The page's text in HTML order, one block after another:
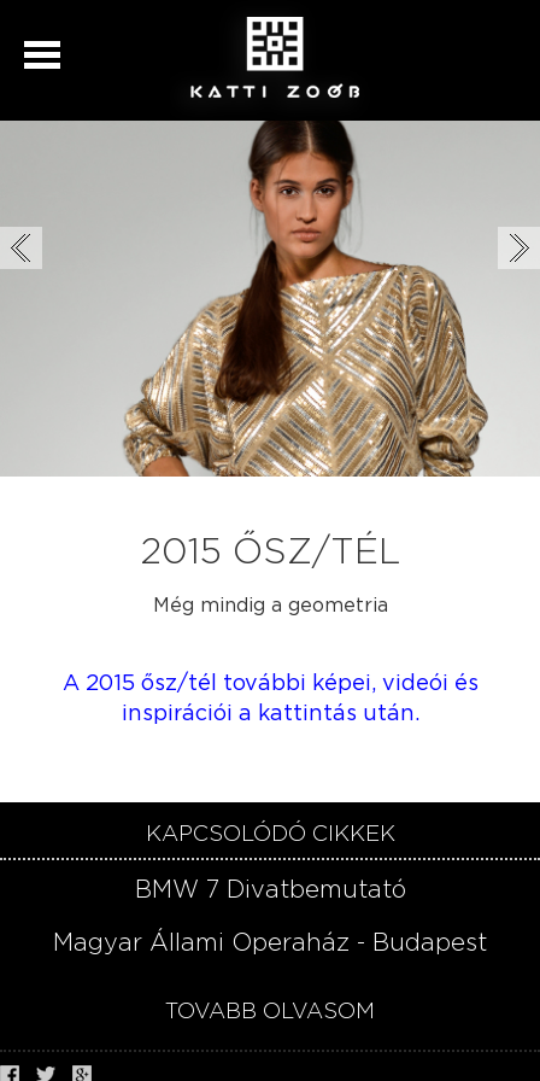
2015 ŐSZ/TÉL
Még mindig a geometria
A 2015 ősz/tél további képei, videói és
inspirációi a kattintás után.​
KAPCSOLÓDÓ CIKKEK
BMW 7 Divatbemutató
Magyar Állami Operaház - Budapest
TOVÁBB OLVASOM